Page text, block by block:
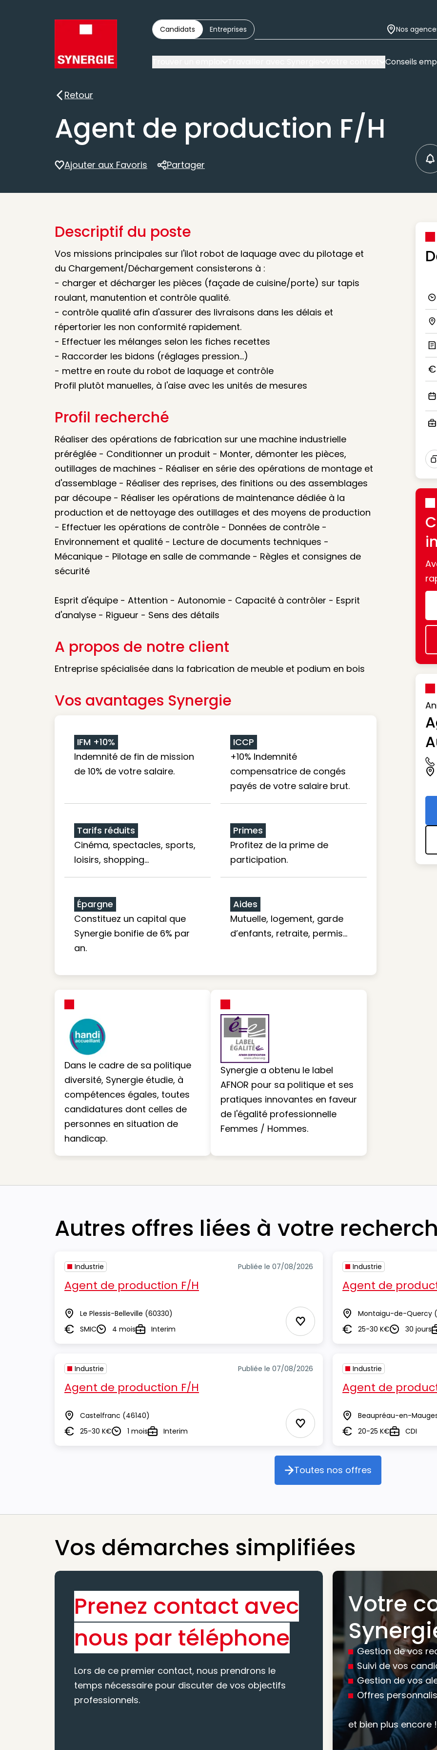
Candidats Entreprises Nos
Conseils
Retour
Retour
Agent de production F/H
Ajouter aux Favoris
Partager
Partager
Descriptif du poste
Vos missions principales sur l'ilot robot de laquage avec du pilotage et
du Chargement/Déchargement consisterons à :
- charger et décharger les pièces (façade de cuisine/porte) sur tapis
roulant, manutention et contrôle qualité.
- contrôle qualité afin d'assurer des livraisons dans les délais et
répertorier les non conformité rapidement.
- Effectuer les mélanges selon les fiches recettes
- Raccorder les bidons (réglages pression…)
- mettre en route du robot de laquage et contrôle
Profil plutôt manuelles, à l'aise avec les unités de mesures
Profil recherché
Réaliser des opérations de fabrication sur une machine industrielle
préréglée - Conditionner un produit - Monter, démonter les pièces,
outillages de machines - Réaliser en série des opérations de montage et
d'assemblage - Réaliser des reprises, des finitions ou des assemblages
par découpe - Réaliser les opérations de maintenance dédiée à la
production et de nettoyage des outillages et des moyens de production
- Effectuer les opérations de contrôle - Données de contrôle -
Environnement et qualité - Lecture de documents techniques -
Mécanique - Pilotage en salle de commande - Règles et consignes de
sécurité
Esprit d'équipe - Attention - Autonomie - Capacité à contrôler - Esprit
d'analyse - Rigueur - Sens des détails
A propos de notre client
Entreprise spécialisée dans la fabrication de meuble et podium en bois
Vos avantages Synergie
IFM +10%
Indemnité de fin de mission
de 10% de votre salaire.
ICCP
+10% Indemnité
compensatrice de congés
payés de votre salaire brut.
Tarifs réduits
Cinéma, spectacles, sports,
loisirs, shopping...
Primes
Profitez de la prime de
participation.
Épargne
Constituez un capital que
Synergie bonifie de 6% par
an.
Aides
Mutuelle, logement, garde
d’enfants, retraite, permis…
Dans le cadre de sa politique
diversité, Synergie étudie, à
compétences égales, toutes
candidatures dont celles de
personnes en situation de
handicap.
Synergie a obtenu le label
AFNOR pour sa politique et ses
pratiques innovantes en faveur
de l'égalité professionnelle
Femmes / Hommes.
Autres offres liées à votre
Industrie Publiée le 07/08/2026
Agent de production F/H
Lieu Le Plessis-Belleville (60330)
Salaire
SMICDurée4 moisTypeInterim Ajouter aux Favoris
Industrie
Agent de
Lieu Montaigu-de-Quercy
Salaire25-30 K€Durée30 jours
Industrie Publiée le 07/08/2026
Agent de production F/H
Lieu Castelfranc (46140)
Salaire25-30 K€Durée1 moisTypeInterim Ajouter aux Favoris
Industrie
Agent de
Lieu Beaupréau-en-
Salaire20-25 K€TypeCDI
Toutes nos offres
Toutes nos offres
Vos démarches simplifiées
Prenez contact avec
nous par téléphone
Lors de ce premier contact, nous prendrons le
temps nécessaire pour discuter de vos objectifs
professionnels.
Nous vous
votre recherche,
mesure pour
atteindre vos
Votre
Gestion de vos
Suivi de vos
Gestion de vos
Offres
et bien plus encore !